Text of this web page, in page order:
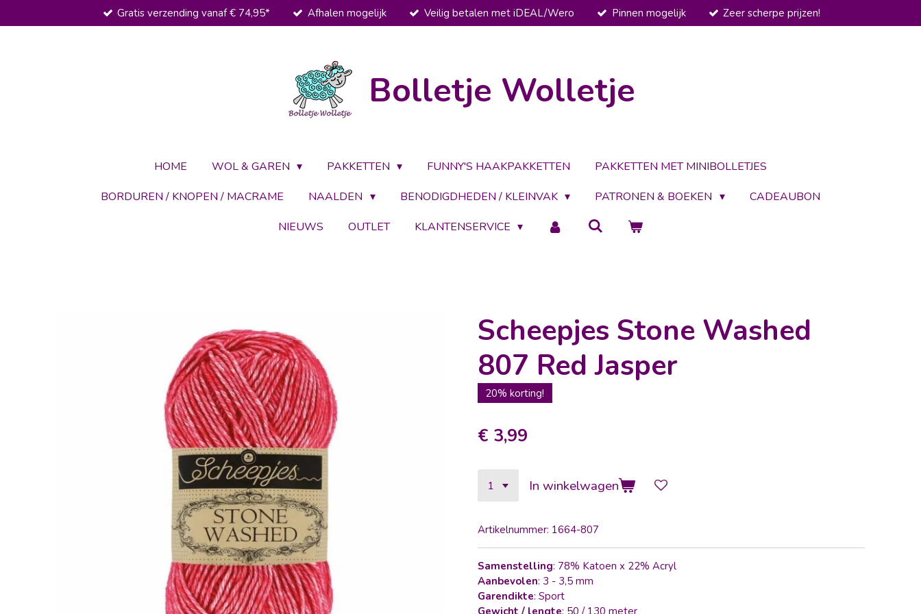
direct
Gratis verzending vanaf € 74,95* Afhalen mogelijk Veilig betalen met iDEAL/Wero Pinnen mogelijk Zeer scherpe prijzen!
Bolletje Wolletje
HOME WOL & GAREN PAKKETTEN FUNNY'S HAAKPAKKETTEN
PAKKETTEN MET MINIBOLLETJES
BORDUREN / KNOPEN / MACRAME
NAALDEN BENODIGDHEDEN / KLEINVAK PATRONEN & BOEKEN
CADEAUBON
NIEUWS
OUTLET KLANTENSERVICE
Scheepjes Stone Washed
807 Red Jasper
20% korting!
€ 3,99
In winkelwagen
Artikelnummer: 1664-807
Samenstelling: 78% Katoen x 22% Acryl
Aanbevolen: 3 - 3,5 mm
Garendikte: Sport